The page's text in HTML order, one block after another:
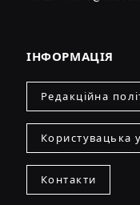
ІНФОРМАЦІЯ
Редакційна
Користувацька
Контакти